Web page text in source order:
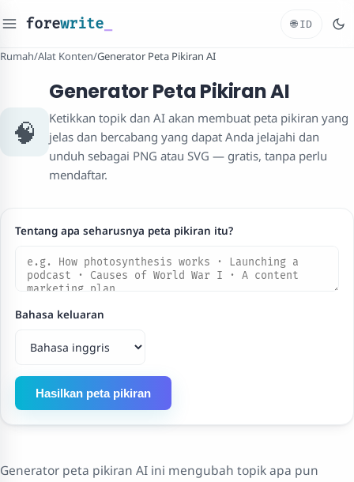
forewrite 🌐 ID
Rumah/Alat Konten/Generator Peta Pikiran AI
🧠
Generator Peta Pikiran AI
Ketikkan topik dan AI akan membuat peta pikiran yang
jelas dan bercabang yang dapat Anda jelajahi dan
unduh sebagai PNG atau SVG — gratis, tanpa perlu
mendaftar.
Tentang apa seharusnya peta pikiran itu?
Bahasa keluaran
Hasilkan peta pikiran
Generator peta pikiran AI ini mengubah topik apa pun